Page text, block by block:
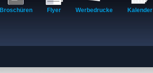
Broschüren Flyer Werbedrucke Kalender